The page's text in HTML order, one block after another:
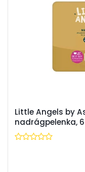
Little Angels by
nadrágpelenka,